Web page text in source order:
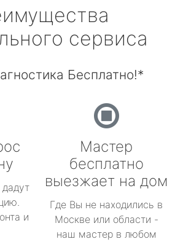
сервиса
Бесплатно!*
и
Мастер
бесплатно
выезжает на дом
Где Вы не находились в
Москве или области -
наш мастер в любом